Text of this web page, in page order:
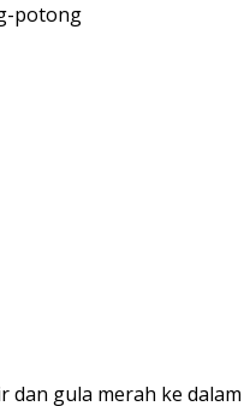
potong
dan gula merah ke